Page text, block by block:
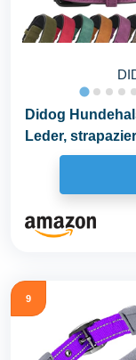
Didog
Leder,
9